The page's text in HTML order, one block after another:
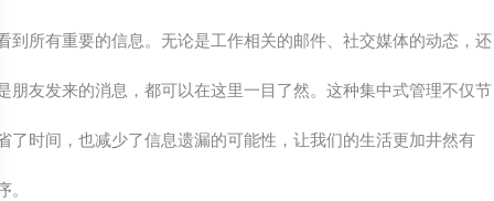
到所有重要的信息。无论是工作相关的邮件、社交媒体的动态，还
朋友发来的消息，都可以在这里一目了然。这种集中式管理不仅节
了时间，也减少了信息遗漏的可能性，让我们的生活更加井然有
。